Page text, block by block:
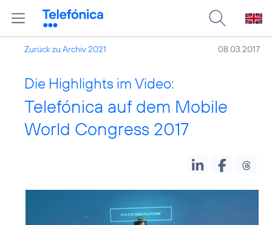
Zurück zu Archiv 2021 08.03.2017
Die Highlights im Video:
Telefónica auf dem Mobile
World Congress 2017